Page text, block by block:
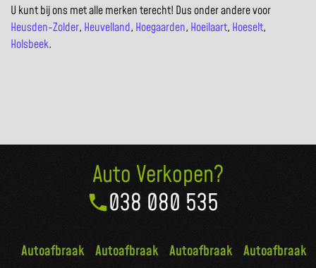
U kunt bij ons met alle merken terecht! Dus onder andere voor
Heusden-Zolder, Heuvelland, Hoegaarden, Hoeilaart, Hoeselt,
Holsbeek.
Auto Verkopen?
038 080 535
Autoafbraak Autoafbraak Autoafbraak Autoafbraak